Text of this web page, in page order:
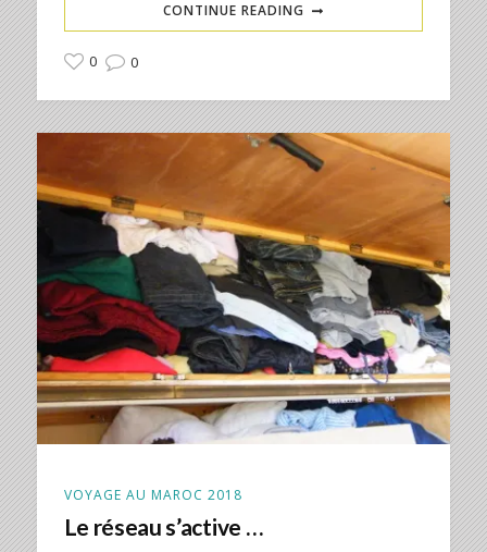
CONTINUE READING
0 0
VOYAGE AU MAROC 2018
Le réseau s’active …